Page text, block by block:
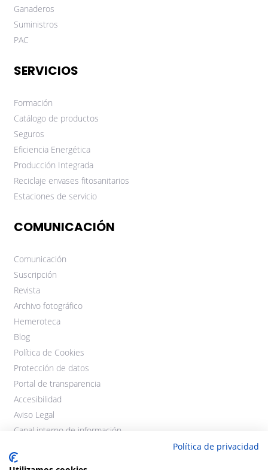
Ganaderos
Suministros
PAC
SERVICIOS
Formación
Catálogo de productos
Seguros
Eficiencia Energética
Producción Integrada
Reciclaje envases fitosanitarios
Estaciones de servicio
COMUNICACIÓN
Comunicación
Suscripción
Revista
Archivo fotográfico
Hemeroteca
Blog
Política de Cookies
Protección de datos
Portal de transparencia
Accesibilidad
Aviso Legal
Canal interno de información
Política de privacidad